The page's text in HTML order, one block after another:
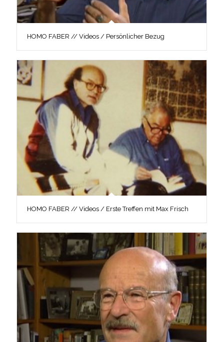
HOMO FABER // Videos / Persönlicher Bezug
HOMO FABER // Videos / Erste Treffen mit Max Frisch